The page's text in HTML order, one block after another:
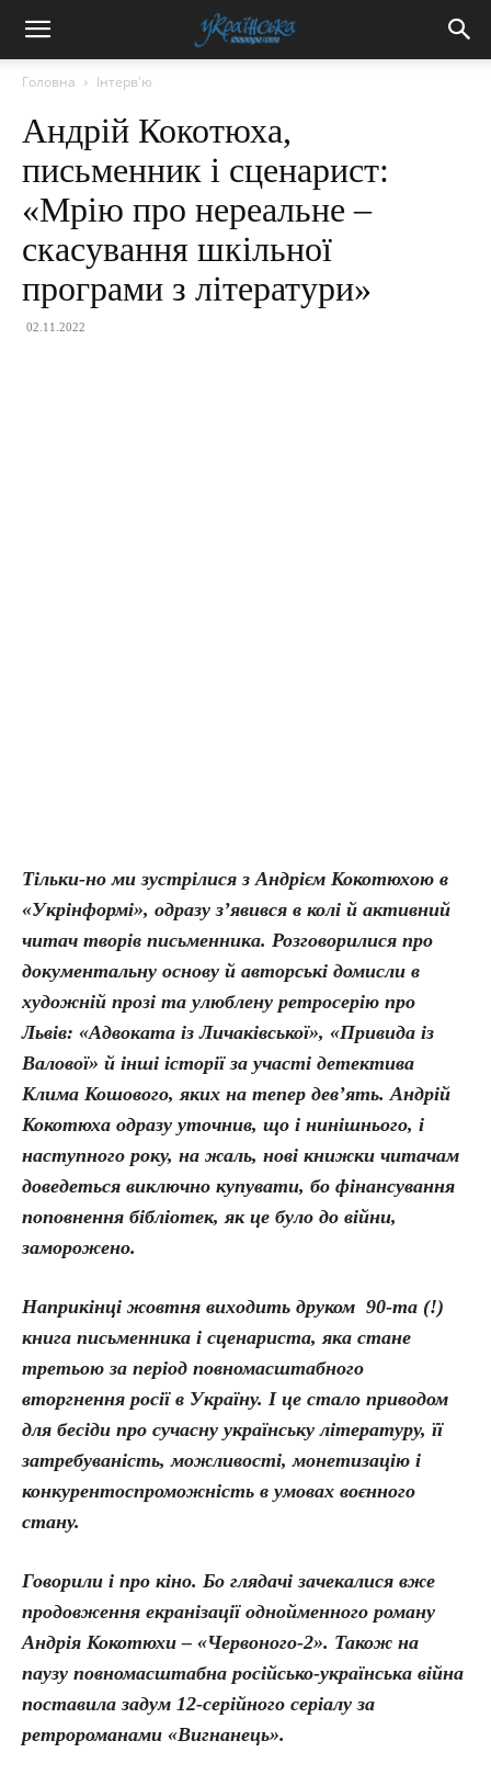
Головна Інтерв'ю
Андрій Кокотюха,
письменник і сценарист:
«Мрію про нереальне –
скасування шкільної
програми з літератури»
02.11.2022
Тільки-но ми зустрілися з Андрієм Кокотюхою в
«Укрінформі», одразу з’явився в колі й активний
читач творів письменника. Розговорилися про
документальну основу й авторські домисли в
художній прозі та улюблену ретросерію про
Львів: «Адвоката із Личаківської», «Привида із
Валової» й інші історії за участі детектива
Клима Кошового, яких на тепер дев’ять. Андрій
Кокотюха одразу уточнив, що і нинішнього, і
наступного року, на жаль, нові книжки читачам
доведеться виключно купувати, бо фінансування
поповнення бібліотек, як це було до війни,
заморожено.
Наприкінці жовтня виходить друком 90-та (!)
книга письменника і сценариста, яка стане
третьою за період повномасштабного
вторгнення росії в Україну. І це стало приводом
для бесіди про сучасну українську літературу, її
затребуваність, можливості, монетизацію і
конкурентоспроможність в умовах воєнного
стану.
Говорили і про кіно. Бо глядачі зачекалися вже
продовження екранізації однойменного роману
Андрія Кокотюхи – «Червоного-2». Також на
паузу повномасштабна російсько-українська війна
поставила задум 12-серійного серіалу за
ретророманами «Вигнанець».